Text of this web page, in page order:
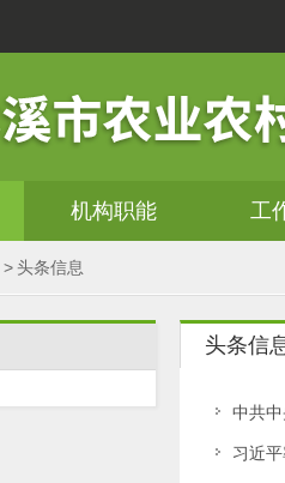
机构职能 工
>头条信息
头条信
中共
习近